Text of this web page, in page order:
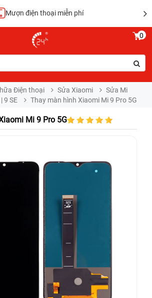
Hoàn tiền 100%
0
Điện thoại Sửa Xiaomi
Sửa Mi
9 SE
Thay màn hình Xiaomi Mi 9 Pro 5G
Mi 9 Pro 5G